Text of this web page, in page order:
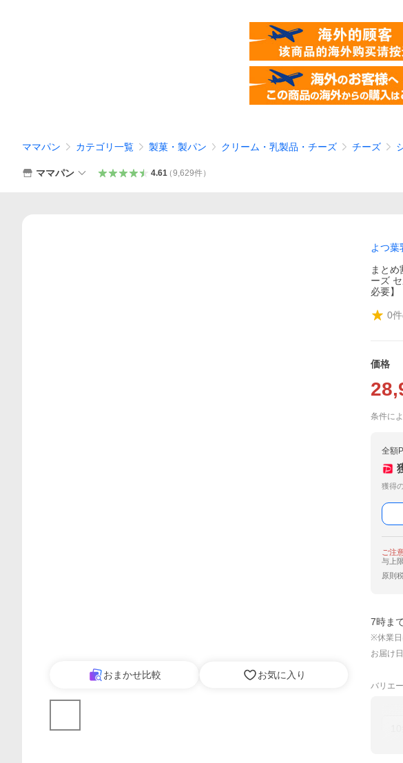
ママパン カテゴリ一覧 製菓・製パン クリーム・乳製品・チーズ チーズ
ママパン 4.61（9,629件）
おまかせ比較 お気に入り
よつ葉
まと
ーズ
必要】
0
価格
条件に
全額
獲得
ご注
与上
原則
7時ま
※休業日
お届け
バリエ